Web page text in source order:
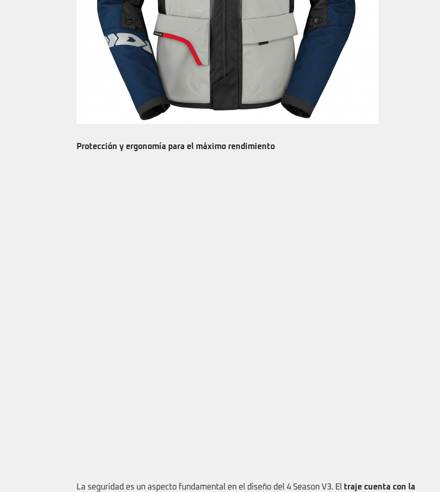
Protección y ergonomía para el máximo rendimiento
La seguridad es un aspecto fundamental en el diseño del 4 Season V3. El traje cuenta con la